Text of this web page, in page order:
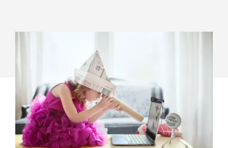
DES
CRÉATEURS
DE
CONTENU.